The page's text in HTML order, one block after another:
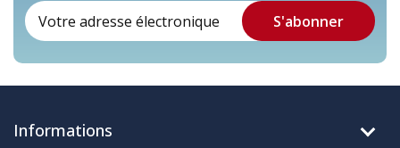
Informations